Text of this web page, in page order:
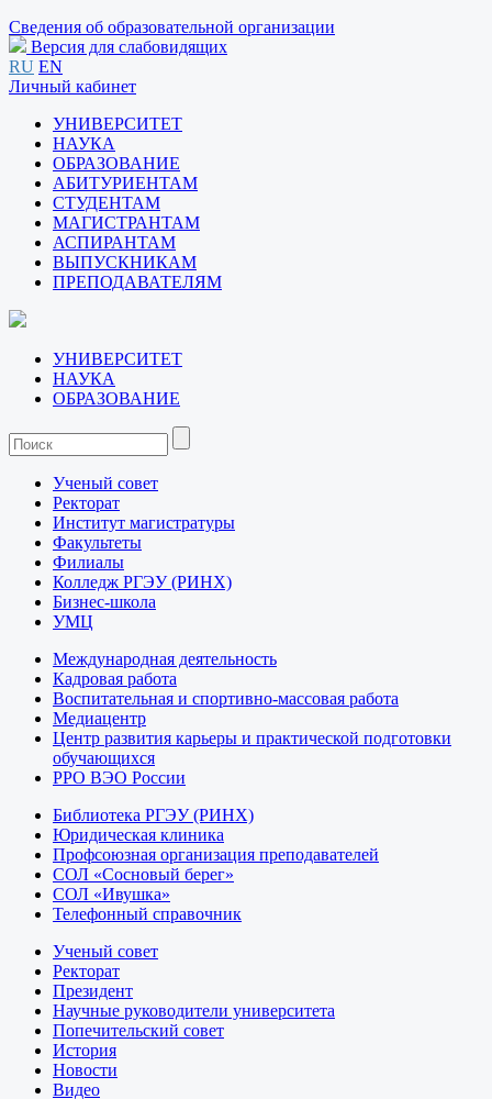
Сведения об образовательной организации
Версия для слабовидящих
RU EN
Личный кабинет
УНИВЕРСИТЕТ
НАУКА
ОБРАЗОВАНИЕ
АБИТУРИЕНТАМ
СТУДЕНТАМ
МАГИСТРАНТАМ
АСПИРАНТАМ
ВЫПУСКНИКАМ
ПРЕПОДАВАТЕЛЯМ
УНИВЕРСИТЕТ
НАУКА
ОБРАЗОВАНИЕ
Ученый совет
Ректорат
Институт магистратуры
Факультеты
Филиалы
Колледж РГЭУ (РИНХ)
Бизнес-школа
УМЦ
Международная деятельность
Кадровая работа
Воспитательная и спортивно-массовая работа
Медиацентр
Центр развития карьеры и практической подготовки
обучающихся
РРО ВЭО России
Библиотека РГЭУ (РИНХ)
Юридическая клиника
Профсоюзная организация преподавателей
СОЛ «Сосновый берег»
СОЛ «Ивушка»
Телефонный справочник
Ученый совет
Ректорат
Президент
Научные руководители университета
Попечительский совет
История
Новости
Видео